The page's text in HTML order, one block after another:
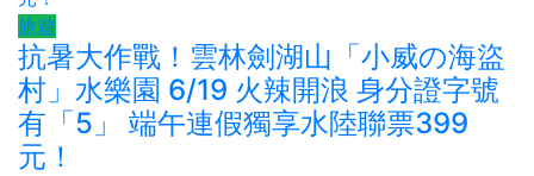
旅遊
抗暑大作戰！雲林劍湖山「小威の海盜
村」水樂園 6/19 火辣開浪 身分證字號
有「5」 端午連假獨享水陸聯票399
元！